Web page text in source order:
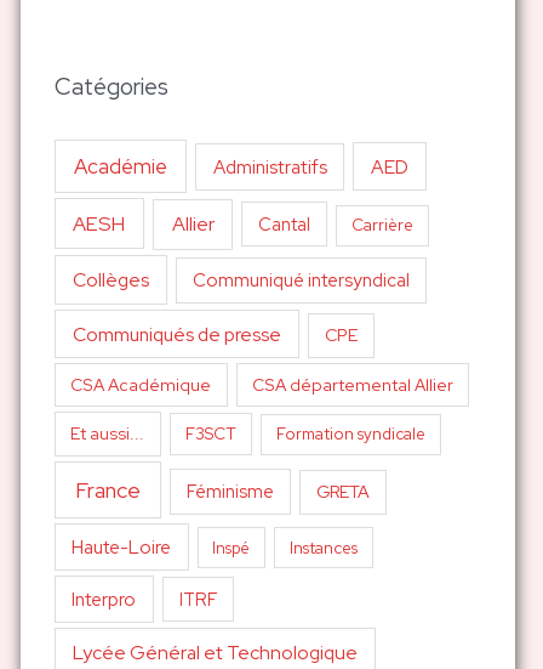
Catégories
Académie Administratifs AED
AESH Allier Cantal Carrière
Collèges Communiqué intersyndical
Communiqués de presse CPE
CSA Académique CSA départemental Allier
Et aussi... F3SCT Formation syndicale
France Féminisme GRETA
Haute-Loire Inspé Instances
Interpro ITRF
Lycée Général et Technologique